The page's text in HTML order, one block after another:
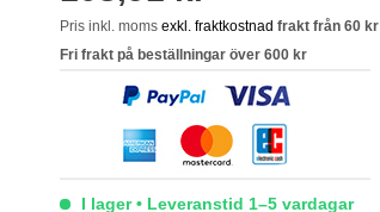
Pris inkl. momsexkl. fraktkostnad frakt från 60 kr
Fri frakt på beställningar över 600 kr
I lager • Leveranstid 1–5 vardagar